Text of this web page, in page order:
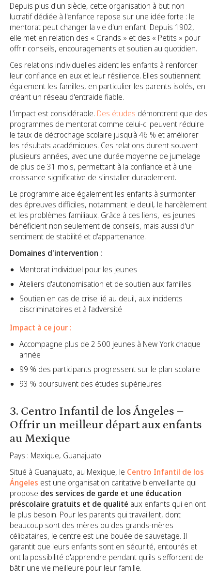
Depuis plus d'un siècle, cette organisation à but non
lucratif dédiée à l'enfance repose sur une idée forte : le
mentorat peut changer la vie d'un enfant. Depuis 1902,
elle met en relation des « Grands » et des « Petits » pour
offrir conseils, encouragements et soutien au quotidien.
Ces relations individuelles aident les enfants à renforcer
leur confiance en eux et leur résilience. Elles soutiennent
également les familles, en particulier les parents isolés, en
créant un réseau d'entraide fiable.
L'impact est considérable. Des études démontrent que des
programmes de mentorat comme celui-ci peuvent réduire
le taux de décrochage scolaire jusqu'à 46 % et améliorer
les résultats académiques. Ces relations durent souvent
plusieurs années, avec une durée moyenne de jumelage
de plus de 31 mois, permettant à la confiance et à une
croissance significative de s'installer durablement.
Le programme aide également les enfants à surmonter
des épreuves difficiles, notamment le deuil, le harcèlement
et les problèmes familiaux. Grâce à ces liens, les jeunes
bénéficient non seulement de conseils, mais aussi d'un
sentiment de stabilité et d'appartenance.
Domaines d'intervention :
Mentorat individuel pour les jeunes
Ateliers d'autonomisation et de soutien aux familles
Soutien en cas de crise lié au deuil, aux incidents
discriminatoires et à l'adversité
Impact à ce jour :
Accompagne plus de 2 500 jeunes à New York chaque
année
99 % des participants progressent sur le plan scolaire
93 % poursuivent des études supérieures
3. Centro Infantil de los Ángeles –
Offrir un meilleur départ aux enfants
au Mexique
Pays : Mexique, Guanajuato
Situé à Guanajuato, au Mexique, le Centro Infantil de los
Ángeles est une organisation caritative bienveillante qui
propose des services de garde et une éducation
préscolaire gratuits et de qualité aux enfants qui en ont
le plus besoin. Pour les parents qui travaillent, dont
beaucoup sont des mères ou des grands-mères
célibataires, le centre est une bouée de sauvetage. Il
garantit que leurs enfants sont en sécurité, entourés et
ont la possibilité d'apprendre pendant qu'ils s'efforcent de
bâtir une vie meilleure pour leur famille.